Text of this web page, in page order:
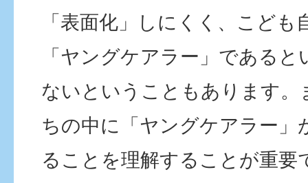
「表面化」しにくく、こども
「ヤングケアラー」である
ないということもあります。
ちの中に「ヤングケアラー」
ることを理解することが重要